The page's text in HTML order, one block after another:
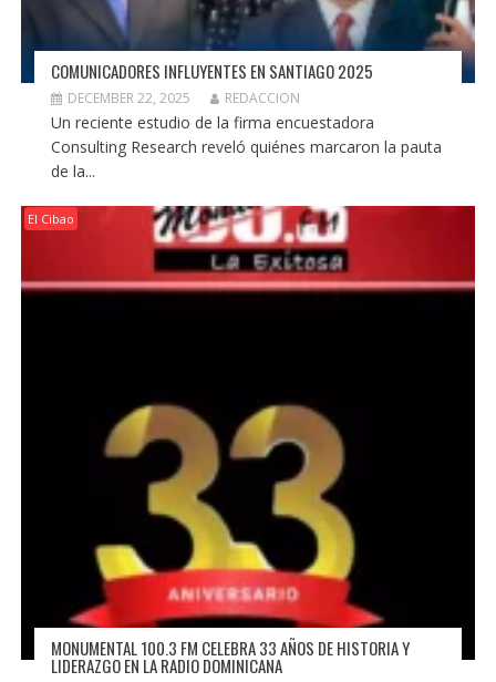
COMUNICADORES INFLUYENTES EN SANTIAGO 2025
DECEMBER 22, 2025 REDACCION
Un reciente estudio de la firma encuestadora
Consulting Research reveló quiénes marcaron la pauta
de la...
El Cibao
MONUMENTAL 100.3 FM CELEBRA 33 AÑOS DE HISTORIA Y
LIDERAZGO EN LA RADIO DOMINICANA